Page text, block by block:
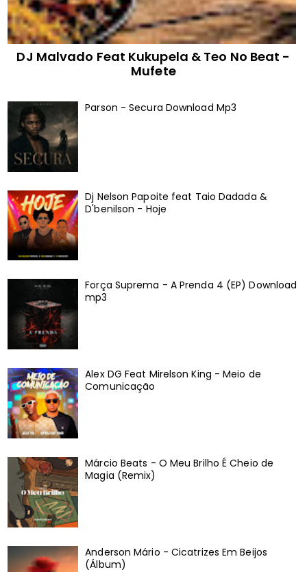
DJ Malvado Feat Kukupela & Teo No Beat -
Mufete
Parson - Secura Download Mp3
Dj Nelson Papoite feat Taio Dadada &
D'benilson - Hoje
Força Suprema - A Prenda 4 (EP) Download
mp3
Alex DG Feat Mirelson King - Meio de
Comunicação
Márcio Beats - O Meu Brilho É Cheio de
Magia (Remix)
Anderson Mário - Cicatrizes Em Beijos
(Álbum)